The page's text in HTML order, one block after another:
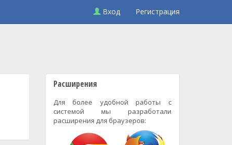
Вход Регистрация
Расширения
Для более удобной работы с
системой мы разработали
расширения для браузеров: